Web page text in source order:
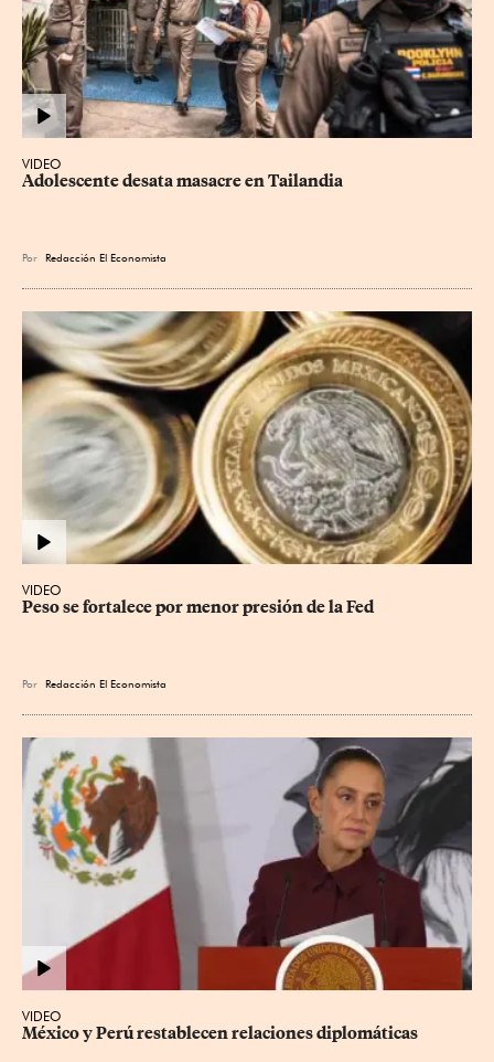
VIDEO
Adolescente desata masacre en Tailandia
Por Redacción El Economista
VIDEO
Peso se fortalece por menor presión de la Fed
Por Redacción El Economista
VIDEO
México y Perú restablecen relaciones diplomáticas